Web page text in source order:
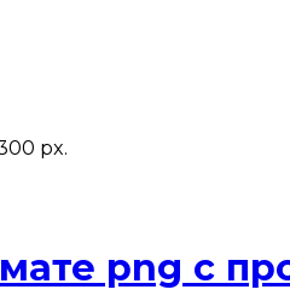
px.
png с